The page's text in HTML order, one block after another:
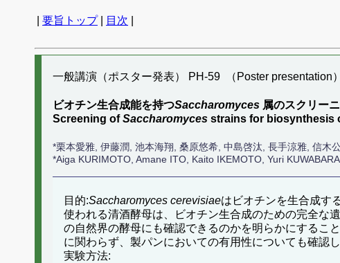
要旨トップ| 目次
一般講演（ポスター発表） PH-59 （Poster presentation）
ビオチン生合成能を持つSaccharomyces 属のスクリー
Screening ofSaccharomyces strains for biosynthesis
*栗本愛雅, 伊藤潤, 池本海翔, 桑原悠希, 中島啓汰, 長手涼雅, 信木
*Aiga KURIMOTO, Amane ITO, Kaito IKEMOTO, Yuri
目的:Saccharomyces cerevisiaeはビオチンを生合成す
使われる清酒酵母は、ビオチン生合成のための完全な
の自然界の酵母にも確認できるのかを明らかにするこ
に関わらず、製パンにおいての有用性についても確認し
実験方法: